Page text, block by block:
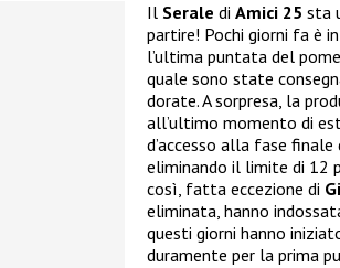
Il Serale di Amici 25 sta
partire! Pochi giorni fa è
l’ultima puntata del
quale sono state
dorate. A sorpresa, la
all’ultimo momento di
d’accesso alla fase
eliminando il limite di 12
così, fatta eccezione di
eliminata, hanno
questi giorni hanno
duramente per la prima